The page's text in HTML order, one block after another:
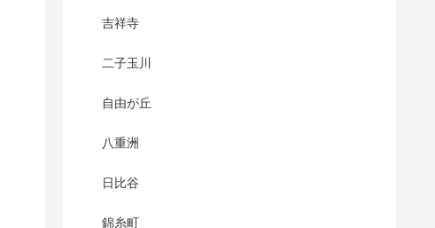
吉祥寺
二子玉川
自由が丘
八重洲
日比谷
錦糸町